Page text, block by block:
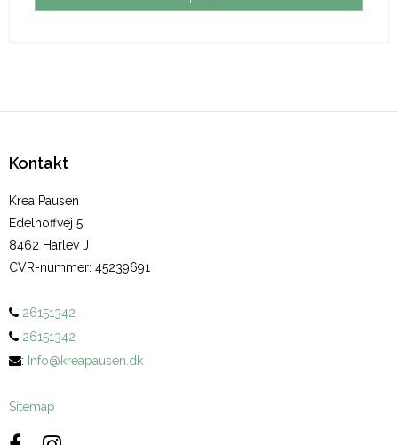
Kontakt
Krea Pausen
Edelhoffvej 5
8462 Harlev J
CVR-nummer: 45239691
26151342
26151342
: Info@kreapausen.dk
Sitemap